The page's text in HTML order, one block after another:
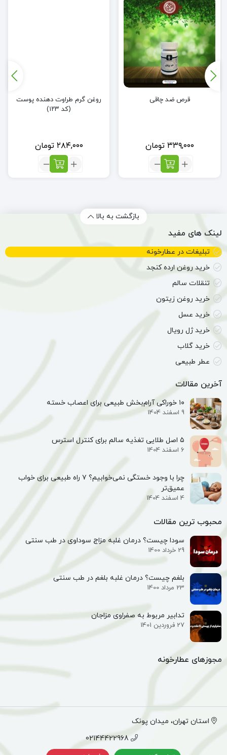
قرص ضد چاقی
۳۳۹,۰۰۰ تومان
تعداد:
قرص
روغن گرم طراوت دهنده پوست
(کد ۱۲۳)
۲۸۴,۰۰۰ تومان
تعداد:
روغن
بازگشت به بالا
لینک های مفید
تبلیغات در عطارخونه
خرید روغن ارده کنجد
تنقلات سالم
خرید روغن زیتون
خرید عسل
خرید ژل رویال
خرید گلاب
عطر طبیعی
آخرین مقالات
۱۰ خوراکی آرام‌بخش طبیعی برای اعصاب خسته
9 اسفند 1404
۵ اصل طلایی تغذیه سالم برای کنترل استرس
6 اسفند 1404
چرا با وجود خستگی نمی‌خوابیم؟ ۷ راه طبیعی برای خواب
عمیق‌تر
4 اسفند 1404
محبوب ترین مقالات
سودا چیست؟ درمان غلبه مزاج سوداوی در طب سنتی
29 خرداد 1400
بلغم چیست؟ درمان غلبه بلغم در طب سنتی
23 مرداد 1400
تدابیر مربوط به صفراوی مزاجان
27 فروردین 1401
مجوزهای عطارخونه
استان تهران، میدان پونک
02144422968